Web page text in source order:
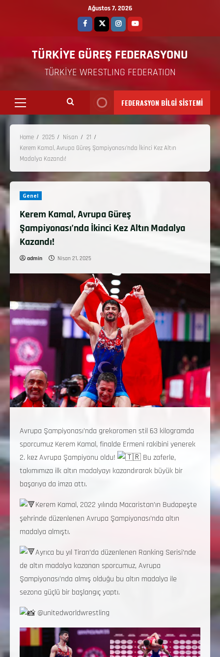
Ağustos 7, 2026
TÜRKİYE GÜREŞ FEDERASYONU
TÜRKİYE WRESTLING FEDERATION
FEDERASYON BİLGİ SİSTEMİ
Home 2025 Nisan
21
Kerem Kamal, Avrupa Güreş Şampiyonası’nda İkinci Kez Altın
Madalya Kazandı!
Genel
Kerem Kamal, Avrupa Güreş
Şampiyonası’nda İkinci Kez Altın Madalya
Kazandı!
admin Nisan 21, 2025
Avrupa Şampiyonası’nda grekoromen stil 63 kilogramda
sporcumuz Kerem Kamal, finalde Ermeni rakibini yenerek
2. kez Avrupa Şampiyonu oldu!
Bu zaferle,
takımımıza ilk altın madalyayı kazandırarak büyük bir
başarıya da imza attı.
Kerem Kamal, 2022 yılında Macaristan’ın Budapeşte
şehrinde düzenlenen Avrupa Şampiyonası’nda altın
madalya almıştı.
Ayrıca bu yıl Tiran’da düzenlenen Ranking Serisi’nde
de altın madalya kazanan sporcumuz, Avrupa
Şampiyonası’nda almış olduğu bu altın madalya ile
sezona güçlü bir başlangıç yaptı.
@unitedworldwrestling